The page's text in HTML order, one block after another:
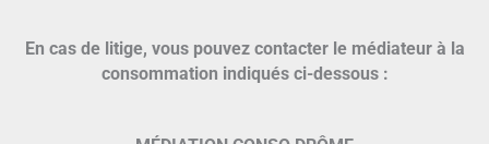
En cas de litige, vous pouvez contacter le médiateur à la
consommation indiqués ci-dessous :